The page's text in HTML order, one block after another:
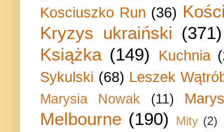
Kosciuszko Run (36)
Kryzys ukraiński (371)
Książka (149) Kuchnia
Sykulski (68) Leszek
Marysia Nowak (11)
Melbourne (190) Mity (2)